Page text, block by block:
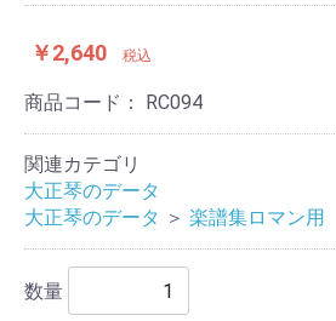
￥2,640 税込
商品コード： RC094
関連カテゴリ
大正琴のデータ
大正琴のデータ ＞ 楽譜集ロマン用
数量